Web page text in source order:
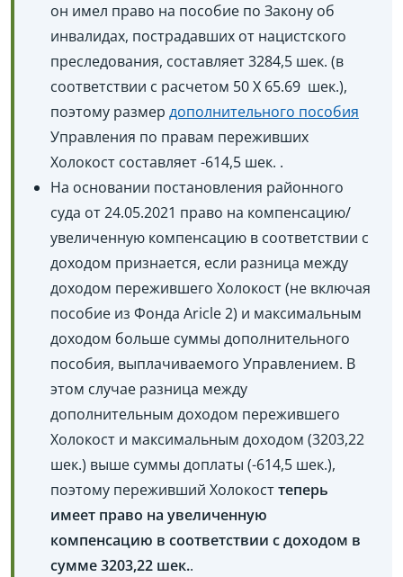
он имел право на пособие по Закону об
инвалидах, пострадавших от нацистского
преследования, составляет 3284,5 шек. (в
соответствии с расчетом 50 X ‏ 65.69 шек.),
поэтому размер дополнительного пособия
Управления по правам переживших
Холокост составляет -614,5 шек. .
На основании постановления районного
суда от 24.05.2021 право на компенсацию/
увеличенную компенсацию в соответствии с
доходом признается, если разница между
доходом пережившего Холокост (не включая
пособие из Фонда Aricle 2) и максимальным
доходом больше суммы дополнительного
пособия, выплачиваемого Управлением. В
этом случае разница между
дополнительным доходом пережившего
Холокост и максимальным доходом (3203,22
шек.) выше суммы доплаты (-614,5 шек.),
поэтому переживший Холокосттеперь
имеет право на увеличенную
компенсацию в соответствии с доходом в
сумме 3203,22 шек..